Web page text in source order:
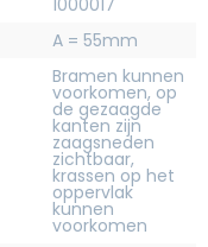
A = 55mm
Bramen kunnen
voorkomen, op
de gezaagde
kanten zijn
zaagsneden
zichtbaar,
krassen op het
oppervlak
kunnen
voorkomen